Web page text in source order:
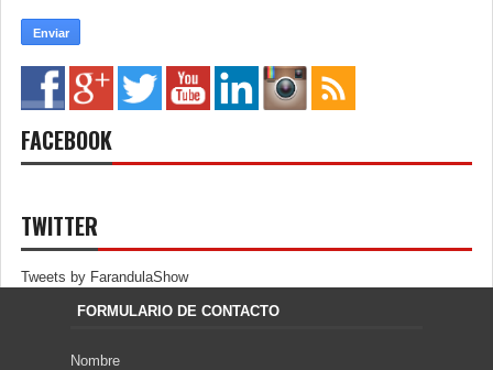
FACEBOOK
TWITTER
Tweets by FarandulaShow
FORMULARIO DE CONTACTO
Nombre